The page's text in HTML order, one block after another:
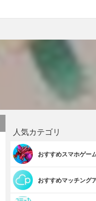
人気カテゴリ
おすすめスマホゲー
おすすめマッチング